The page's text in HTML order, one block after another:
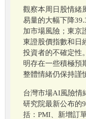
觀察本周日股情緒
易量的大幅下降
加市場風險；東京
東證股價指數和日
投資者的不確定性
明存在一些積極預
整體情緒仍保持謹
台灣市場AI風險情
研究院最新公布的
括：PMI、新增訂